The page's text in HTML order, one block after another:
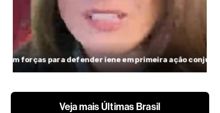
Veja mais Últimas Brasil